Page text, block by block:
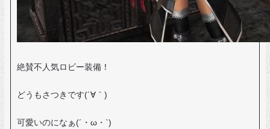
絶賛不人気ロビー装備！
どうもさつきです(´∀｀)
可愛いのになぁ(´・ω・`)